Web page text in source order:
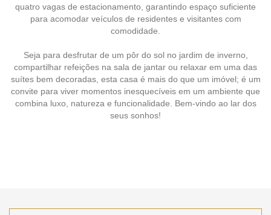
quatro vagas de estacionamento, garantindo espaço suficiente
para acomodar veículos de residentes e visitantes com
comodidade.
Seja para desfrutar de um pôr do sol no jardim de inverno,
compartilhar refeições na sala de jantar ou relaxar em uma das
suítes bem decoradas, esta casa é mais do que um imóvel; é um
convite para viver momentos inesquecíveis em um ambiente que
combina luxo, natureza e funcionalidade. Bem-vindo ao lar dos
seus sonhos!